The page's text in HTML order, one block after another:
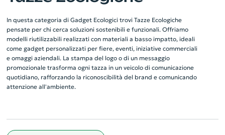
In questa categoria di Gadget Ecologici trovi Tazze Ecologiche
pensate per chi cerca soluzioni sostenibili e funzionali. Offriamo
modelli riutilizzabili realizzati con materiali a basso impatto, ideali
come gadget personalizzati per fiere, eventi, iniziative commerciali
e omaggi aziendali. La stampa del logo o di un messaggio
promozionale trasforma ogni tazza in un veicolo di comunicazione
quotidiano, rafforzando la riconoscibilità del brand e comunicando
attenzione all'ambiente.